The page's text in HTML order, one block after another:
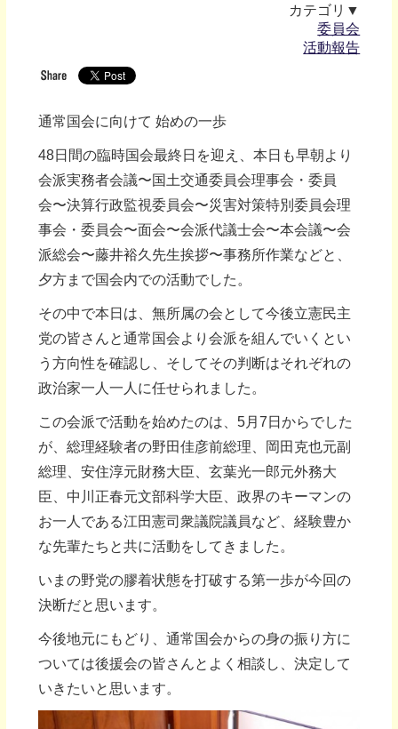
カテゴリ▼
委員会
活動報告
通常国会に向けて 始めの一歩
48日間の臨時国会最終日を迎え、本日も早朝より
会派実務者会議〜国土交通委員会理事会・委員
会〜決算行政監視委員会〜災害対策特別委員会理
事会・委員会〜面会〜会派代議士会〜本会議〜会
派総会〜藤井裕久先生挨拶〜事務所作業などと、
夕方まで国会内での活動でした。
その中で本日は、無所属の会として今後立憲民主
党の皆さんと通常国会より会派を組んでいくとい
う方向性を確認し、そしてその判断はそれぞれの
政治家一人一人に任せられました。
この会派で活動を始めたのは、5月7日からでした
が、総理経験者の野田佳彦前総理、岡田克也元副
総理、安住淳元財務大臣、玄葉光一郎元外務大
臣、中川正春元文部科学大臣、政界のキーマンの
お一人である江田憲司衆議院議員など、経験豊か
な先輩たちと共に活動をしてきました。
いまの野党の膠着状態を打破する第一歩が今回の
決断だと思います。
今後地元にもどり、通常国会からの身の振り方に
ついては後援会の皆さんとよく相談し、決定して
いきたいと思います。